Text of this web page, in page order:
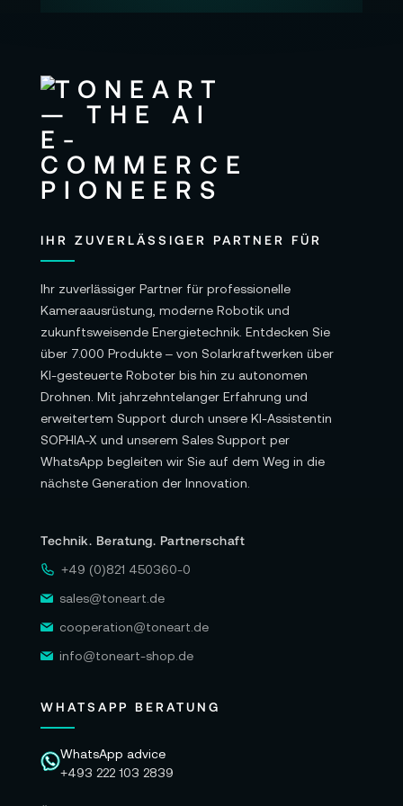
1 x DC5521-DC5525 Kabel
Garantie:
5 Jahre Herstellergarantie
Alle Angaben ohne Gewähr. Bitte beachten
Sie auch die aktuellen und detaillierten
Informationen des Herstellers.
IHR ZUVERLÄSSIGER PARTNER FÜR
Ihr zuverlässiger Partner für professionelle
Kameraausrüstung, moderne Robotik und
zukunftsweisende Energietechnik. Entdecken Sie
über 7.000 Produkte – von Solarkraftwerken über
KI-gesteuerte Roboter bis hin zu autonomen
Drohnen. Mit jahrzehntelanger Erfahrung und
erweitertem Support durch unsere KI-Assistentin
SOPHIA-X und unserem Sales Support per
WhatsApp begleiten wir Sie auf dem Weg in die
nächste Generation der Innovation.
Technik. Beratung. Partnerschaft
+49 (0)821 450360-0
sales@toneart.de
cooperation@toneart.de
info@toneart-shop.de
WHATSAPP BERATUNG
WhatsApp advice
+493 222 103 2839